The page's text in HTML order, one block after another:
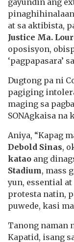
gayundin ang
at sa aktibista,
Justice Ma.
oposisyon,
‘pagpapasara’
Dugtong pa ni
pagiging
maging sa
SONAgkaisa na
Aniya, “Kapag
Debold Sinas,
katao ang
Stadium, mass
yun, essential
protesta natin,
puwede, kasi
Tanong naman
Kapatid, isang